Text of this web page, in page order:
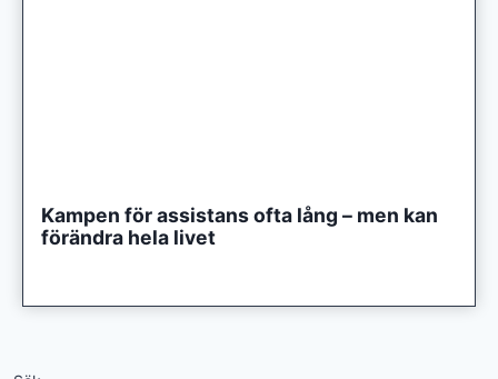
Kampen för assistans ofta lång – men kan
förändra hela livet